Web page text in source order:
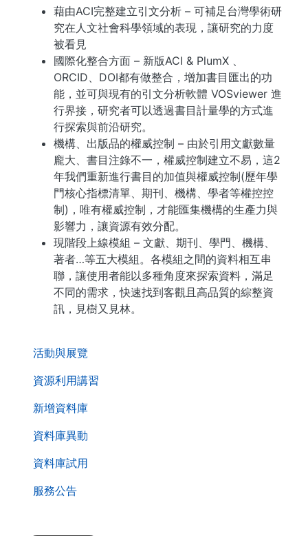
活動與展覽
資源利用講習
新增資料庫
資料庫異動
資料庫試用
服務公告
藉由ACI完整建立引文分析 – 可補足台灣學術研
究在人文社會科學領域的表現，讓研究的力度
被看見
國際化整合方面 – 新版ACI & PlumX 、
ORCID、DOI都有做整合，增加書目匯出的功
能，並可與現有的引文分析軟體 VOSviewer 進
行界接，研究者可以透過書目計量學的方式進
行探索與前沿研究。
機構、出版品的權威控制 – 由於引用文獻數量
龐大、書目注錄不一，權威控制建立不易，這2
年我們重新進行書目的加值與權威控制(歷年學
門核心指標清單、期刊、機構、學者等權控控
制)，唯有權威控制，才能匯集機構的生產力與
影響力，讓資源有效分配。
現階段上線模組 – 文獻、期刊、學門、機構、
著者…等五大模組。各模組之間的資料相互串
聯，讓使用者能以多種角度來探索資料，滿足
不同的需求，快速找到客觀且高品質的綜整資
訊，見樹又見林。